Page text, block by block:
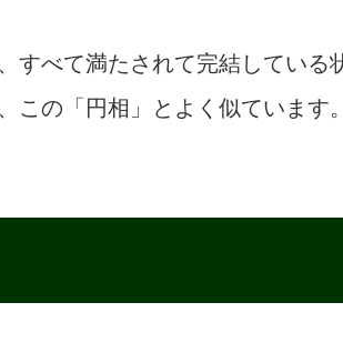
すべて満たされて完結している
の「円相」とよく似ています。